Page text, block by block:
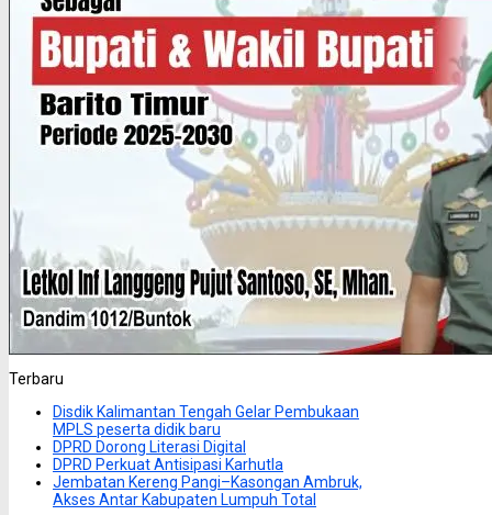
Terbaru
Disdik Kalimantan Tengah Gelar Pembukaan
MPLS peserta didik baru
DPRD Dorong Literasi Digital
DPRD Perkuat Antisipasi Karhutla
Jembatan Kereng Pangi–Kasongan Ambruk,
Akses Antar Kabupaten Lumpuh Total